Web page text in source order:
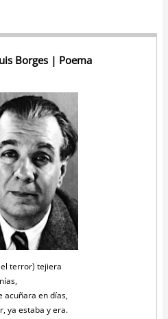
Borges | Poema
terror) tejiera
acuñara en días,
ya estaba y era.